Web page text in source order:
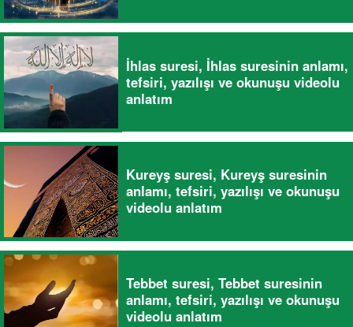
İhlas suresi, İhlas suresinin anlamı,
tefsiri, yazılışı ve okunuşu videolu
anlatım
Kureyş suresi, Kureyş suresinin
anlamı, tefsiri, yazılışı ve okunuşu
videolu anlatım
Tebbet suresi, Tebbet suresinin
anlamı, tefsiri, yazılışı ve okunuşu
videolu anlatım